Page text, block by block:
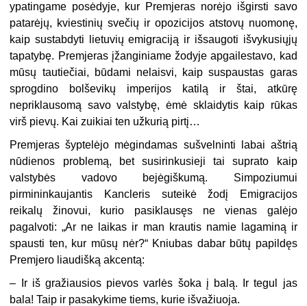
ypatingame posėdyje, kur Premjeras norėjo išgirsti savo
patarėjų, kviestinių svečių ir opozicijos atstovų nuomonę,
kaip sustabdyti lietuvių emigraciją ir išsaugoti išvykusiųjų
tapatybę. Premjeras įžanginiame žodyje apgailestavo, kad
mūsų tautiečiai, būdami nelaisvi, kaip suspaustas garas
sprogdino bolševikų imperijos katilą ir štai, atkūrę
nepriklausomą savo valstybę, ėmė sklaidytis kaip rūkas
virš pievų. Kai zuikiai ten užkurią pirtį…
Premjeras šyptelėjo mėgindamas sušvelninti labai aštrią
nūdienos problemą, bet susirinkusieji tai suprato kaip
valstybės vadovo bejėgiškumą. Simpoziumui
pirmininkaujantis Kancleris suteikė žodį Emigracijos
reikalų žinovui, kurio pasiklausęs ne vienas galėjo
pagalvoti: „Ar ne laikas ir man krautis namie lagaminą ir
spausti ten, kur mūsų nėr?“ Kniubas dabar būtų papildęs
Premjero liaudišką akcentą:
– Ir iš gražiausios pievos varlės šoka į balą. Ir tegul jas
bala! Taip ir pasakykime tiems, kurie išvažiuoja.